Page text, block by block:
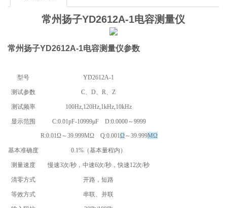
常州扬子YD2612A-1电容测量仪
常州扬子YD2612A-1电容测量仪参数
型号 YD2612A-1
测试参数 C、D、R、Z
测试频率 100Hz,120Hz,1kHz,10kHz
显示范围
C:0.01pF-10999μF D:0.0000～9999
R:0.01Ω～39.999MΩ Q:0.001Ω～39.999MΩ
基本准确度 0.1%（基本量程内）
测量速度 慢速3次/秒，中速6次/秒，快速12次/秒
清零方式 开路，短路
等效方式 串联、并联